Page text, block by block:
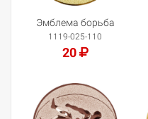
Эмблема борьба
1119-025-110
20
Добавить в корзину